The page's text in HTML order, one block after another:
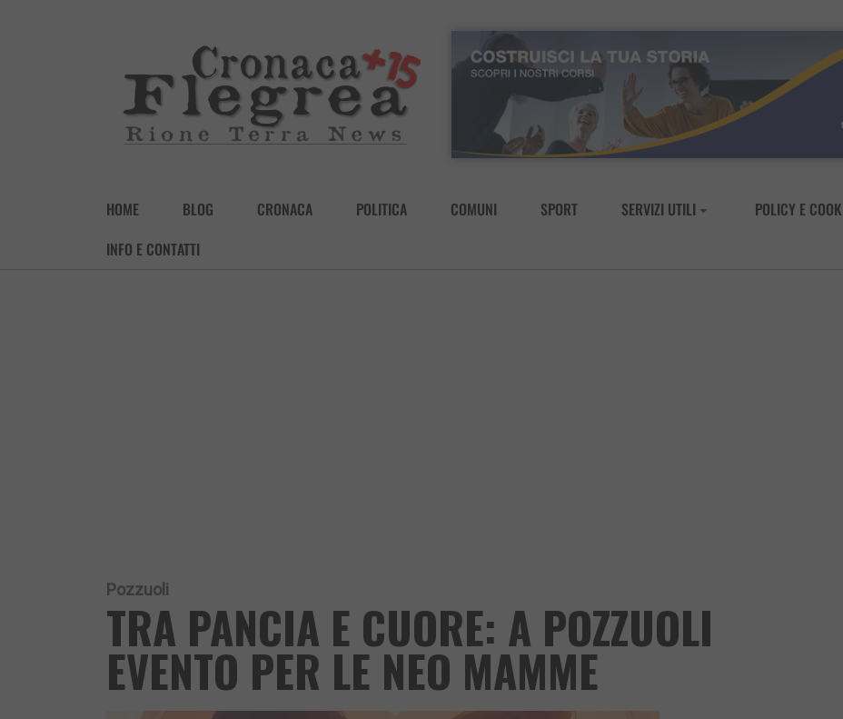
HOME BLOG CRONACA POLITICA COMUNI SPORT SERVIZI UTILI
POLICY E
INFO E CONTATTI
Pozzuoli
TRA PANCIA E CUORE: A POZZUOLI
EVENTO PER LE NEO MAMME